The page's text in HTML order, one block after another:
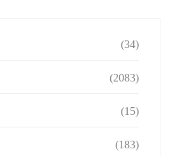
(34)
(2083)
(15)
(183)